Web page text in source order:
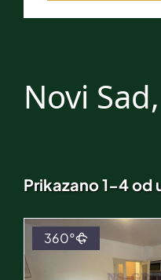
Novi
Prikazano 1-4 od
360°